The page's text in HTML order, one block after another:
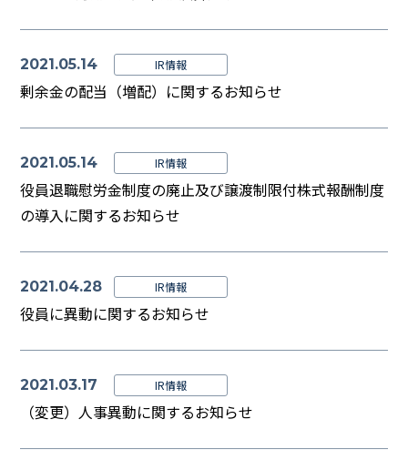
2021.05.14 IR情報
剰余金の配当（増配）に関するお知らせ
2021.05.14 IR情報
役員退職慰労金制度の廃止及び譲渡制限付株式報酬制度
の導入に関するお知らせ
2021.04.28 IR情報
役員に異動に関するお知らせ
2021.03.17 IR情報
（変更）人事異動に関するお知らせ